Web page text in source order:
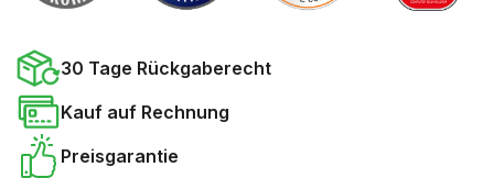
30 Tage Rückgaberecht
Kauf auf Rechnung
Preisgarantie